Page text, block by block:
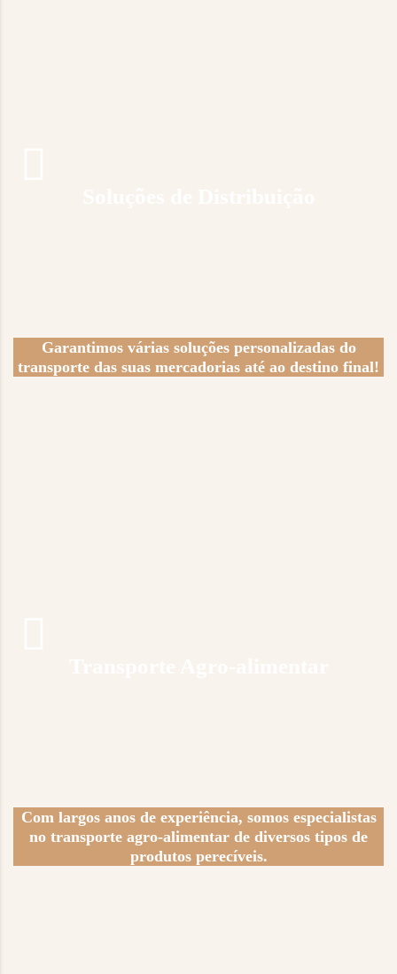
Garantimos várias soluções personalizadas do
transporte das suas mercadorias até ao destino final!
Com largos anos de experiência, somos especialistas
no transporte agro-alimentar de diversos tipos de
produtos perecíveis.